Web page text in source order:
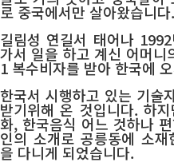
로 중국에서만 살아왔습니다.
길림성 연길서 태어나
가서 일을 하고 계신 어머
1 복수비자를 받아 한국에
한국서 시행하고 있는 기술
받기위해 온 것입니다. 하
화, 한국음식 어느 것하나
인의 소개로 공릉동에 소
을 다니게 되었습니다.